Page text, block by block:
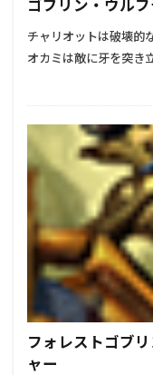
ゴブリン・ウル
チャリオットは破壊的
オカミは敵に牙を突き
フォレストゴブ
ャー